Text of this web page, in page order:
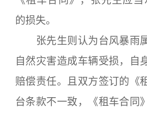
的损失。
张先生则认为台风暴雨属
自然灾害造成车辆受损，自
赔偿责任。且双方签订的《
台条款不一致，《租车合同